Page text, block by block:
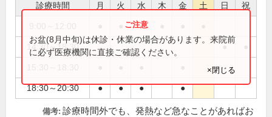
診療時間 月 火 水 木 金 土 日 祝
●
14:30～18:30 ●
18:30～20:30 ● ● ● ●
お盆(8月中旬)は休診・休業の場合があります。来院前
に必ず医療機関に直接ご確認ください。
×閉じる
備考: 診療時間外でも、発熱など急なことがあればお